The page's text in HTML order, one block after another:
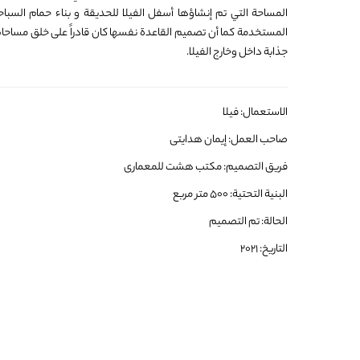
المساحة التي تم إنشاؤها أسفل الفيلا للحديقة و بناء حمام
المستخدمة كما أن تصميم القاعدة نفسها كان قادراً على خلق
جذابة داخل وخارج الفيلا.
الاستعمال: فيلا
صاحب العمل: إيمان هدايتى
فريق التصميم: مکتب هشت للمعماری
البنية التحتية: 500 متر مربع
الحالة: تم التصمیم
التاريخ: 2021